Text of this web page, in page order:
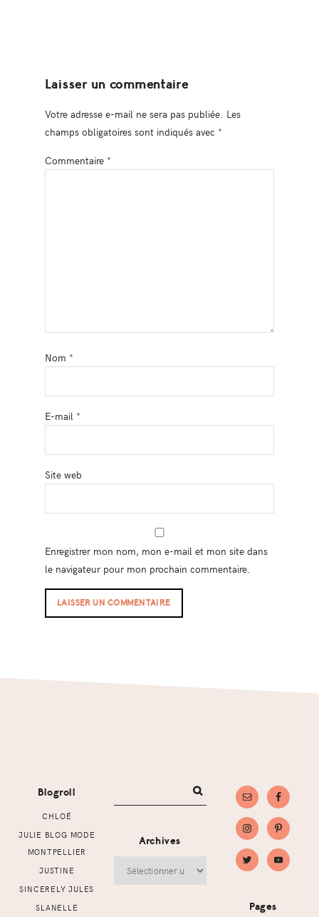
Laisser un commentaire
Votre adresse e-mail ne sera pas publiée. Les
champs obligatoires sont indiqués avec *
Commentaire *
Nom *
E-mail *
Site web
Enregistrer mon nom, mon e-mail et mon site dans
le navigateur pour mon prochain commentaire.
Blogroll
CHLOÉ
JULIE BLOG MODE
MONTPELLIER
JUSTINE
SINCERELY JULES
SLANELLE
Archives
Pages